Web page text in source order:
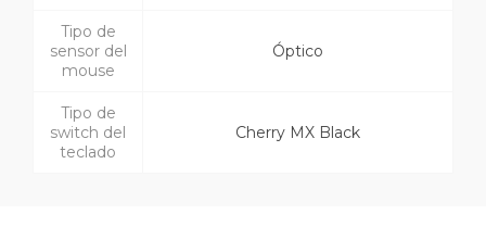
Tipo de
sensor del
mouse
Óptico
Tipo de
switch del
teclado
Cherry MX Black